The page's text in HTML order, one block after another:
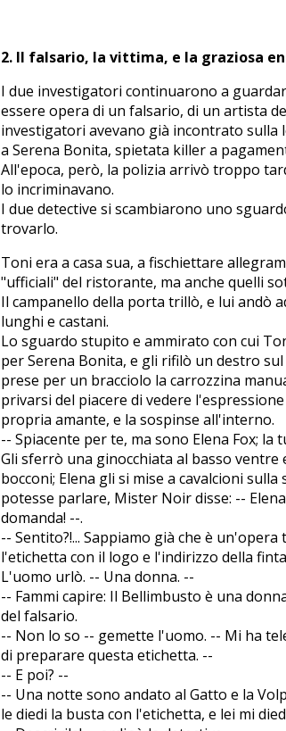
2. Il falsario, la vittima, e la graziosa
I due investigatori continuarono a
essere opera di un falsario, di un artista
investigatori avevano già incontrato sulla
a Serena Bonita, spietata killer a
All'epoca, però, la polizia arrivò troppo
lo incriminavano.
I due detective si scambiarono uno
trovarlo.
Toni era a casa sua, a fischiettare
"ufficiali" del ristorante, ma anche quelli
Il campanello della porta trillò, e lui andò
lunghi e castani.
Lo sguardo stupito e ammirato con cui
per Serena Bonita, e gli rifilò un destro
prese per un bracciolo la carrozzina
privarsi del piacere di vedere
propria amante, e la sospinse all'interno.
-- Spiacente per te, ma sono Elena Fox; la
Gli sferrò una ginocchiata al basso
bocconi; Elena gli si mise a cavalcioni
potesse parlare, Mister Noir disse: --
domanda! --.
-- Sentito?!... Sappiamo già che è
l'etichetta con il logo e l'indirizzo della
L'uomo urlò. -- Una donna. --
-- Fammi capire: Il Bellimbusto è una
del falsario.
-- Non lo so -- gemette l'uomo. -- Mi ha
di preparare questa etichetta. --
-- E poi? --
-- Una notte sono andato al Gatto e la
le diedi la busta con l'etichetta, e lei mi